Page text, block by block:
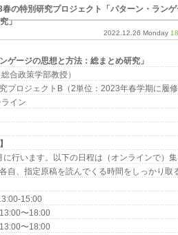
の特別研究プロジェクト「パターン・ランゲ
」
2022.12.26 Monday
ゲージの思想と方法：総まとめ研究」
合政策学部教授）
プロジェクトB（2単位：2023年春学期に履修
イン
行います。以下の日程は（オンラインで）
自、指定原稿を読んでくる時間をしっかり取
15:00
13:00〜18:00
13:00〜18:00